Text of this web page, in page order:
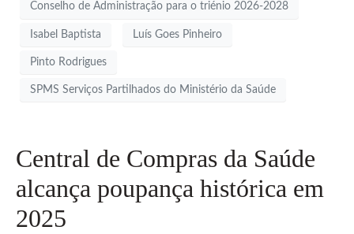
Conselho de Administração para o triénio 2026-2028
Isabel Baptista Luís Goes Pinheiro
Pinto Rodrigues
SPMS Serviços Partilhados do Ministério da Saúde
Central de Compras da Saúde
alcança poupança histórica em
2025